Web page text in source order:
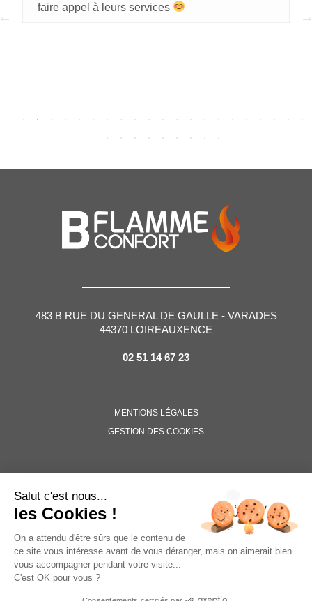
faire appel à leurs services
483 B RUE DU GENERAL DE GAULLE - VARADES
44370 LOIREAUXENCE
02 51 14 67 23
MENTIONS LÉGALES
GESTION DES COOKIES
Salut c'est nous...
les Cookies !
On a attendu d'être sûrs que le contenu de
ce site vous intéresse avant de vous déranger, mais on aimerait bien
vous accompagner pendant votre visite...
C'est OK pour vous ?